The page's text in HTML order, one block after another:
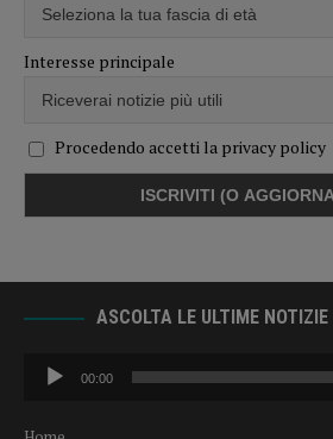
Interesse principale
Procedendo accetti la privacy policy
ASCOLTA LE ULTIME
Audio
Player
00:00